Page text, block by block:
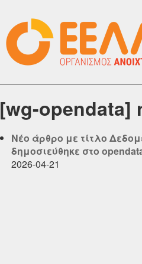
[wg-opendata]
Νέο άρθρο με τίτλο
δημοσιεύθηκε στο
2026-04-21